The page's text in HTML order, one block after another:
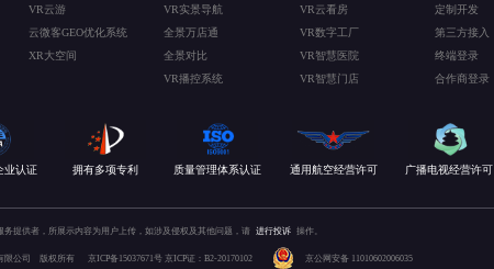
VR云游
云微客GEO优化系统
XR大空间
VR实景导航
全景万店通
全景对比
VR播控系统
VR云看房
VR数字工厂
VR智慧医院
VR智慧门店
定制开发
第三方接入
终端登录
合作商登录
业认证 拥有多项专利 质量管理体系认证 通用航空经营许可 广播电视经营许可
务提供者，所展示内容为用户上传，如涉及侵权及其他问题，请 进行投诉 操作。
限公司 版权所有 京ICP备15037671号 京ICP证：B2-20170102 京公网安备 11010602006035